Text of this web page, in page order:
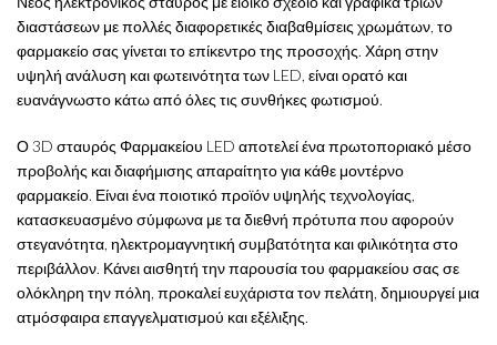
διαστάσεων με πολλές διαφορετικές διαβαθμίσεις χρωμάτων, το
φαρμακείο σας γίνεται το επίκεντρο της προσοχής. Χάρη στην
υψηλή ανάλυση και φωτεινότητα των LED, είναι ορατό και
ευανάγνωστο κάτω από όλες τις συνθήκες φωτισμού.
Ο 3D σταυρός Φαρμακείου LED αποτελεί ένα πρωτοποριακό μέσο
προβολής και διαφήμισης απαραίτητο για κάθε μοντέρνο
φαρμακείο. Είναι ένα ποιοτικό προϊόν υψηλής τεχνολογίας,
κατασκευασμένο σύμφωνα με τα διεθνή πρότυπα που αφορούν
στεγανότητα, ηλεκτρομαγνητική συμβατότητα και φιλικότητα στο
περιβάλλον. Κάνει αισθητή την παρουσία του φαρμακείου σας σε
ολόκληρη την πόλη, προκαλεί ευχάριστα τον πελάτη, δημιουργεί μια
ατμόσφαιρα επαγγελματισμού και εξέλιξης.